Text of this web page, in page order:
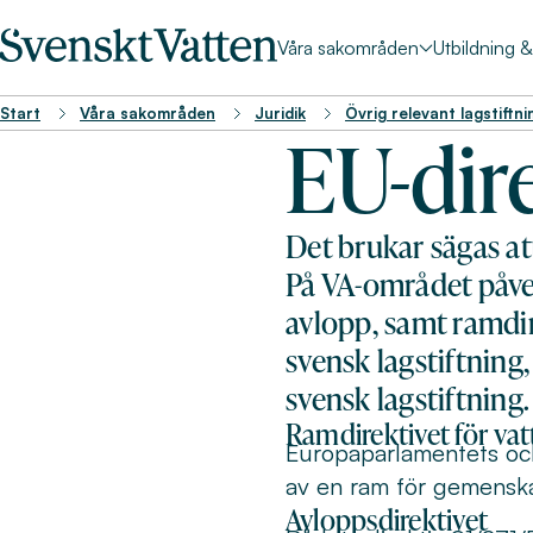
Våra sakområden Utbildning
Start Våra sakområden Juridik Övrig relevant
EU-
Det brukar sägas
På VA-området
avlopp, samt
svensk
svensk lagstiftning.
Ramdirektivet för
Europaparlamentets
av en ram för
Avloppsdirektivet